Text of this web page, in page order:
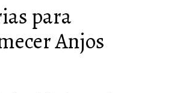
para
Anjos